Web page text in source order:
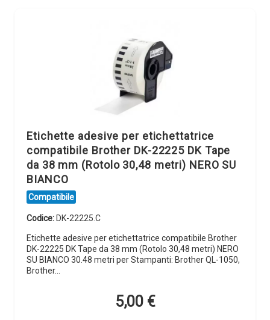
Etichette adesive per etichettatrice
compatibile Brother DK-22225 DK Tape
da 38 mm (Rotolo 30,48 metri) NERO SU
BIANCO
Compatibile
Codice: DK-22225.C
Etichette adesive per etichettatrice compatibile Brother
DK-22225 DK Tape da 38 mm (Rotolo 30,48 metri) NERO
SU BIANCO 30.48 metri per Stampanti: Brother QL-1050,
Brother…
5,00 €